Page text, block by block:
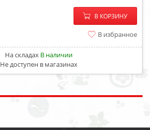
− +
В КОРЗИНУ
В избранное
На складах В наличии
Не доступен в магазинах